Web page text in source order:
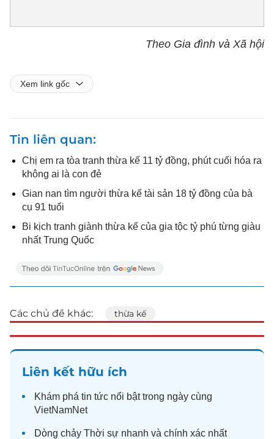
Theo Gia đình và Xã hội
Xem link gốc
Tin liên quan
Chị em ra tòa tranh thừa kế 11 tỷ đồng, phút cuối hóa ra
không ai là con đẻ
Gian nan tìm người thừa kế tài sản 18 tỷ đồng của bà
cụ 91 tuổi
Bi kịch tranh giành thừa kế của gia tộc tỷ phú từng giàu
nhất Trung Quốc
Các chủ đề khác: thừa kế
Liên kết hữu ích
Khám phá tin tức nổi bật trong ngày cùng
VietNamNet
Dòng chảy Thời sự nhanh và chính xác nhất